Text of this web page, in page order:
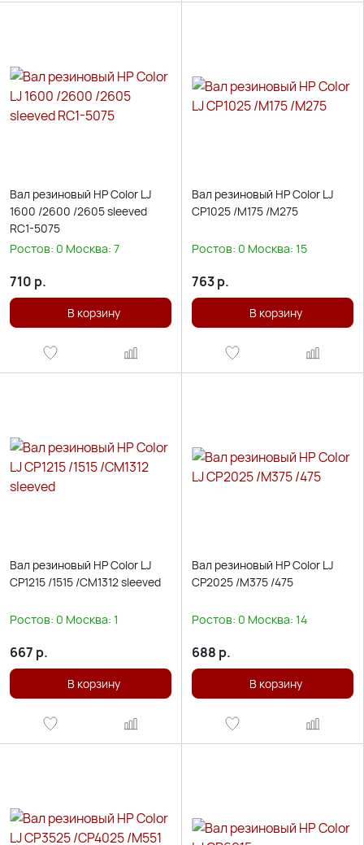
Вал резиновый HP Color LJ
1600 /2600 /2605 sleeved
RC1-5075
Ростов: 0 Москва: 7
710 р.
В корзину
Вал резиновый HP Color LJ
CP1025 /M175 /M275
Ростов: 0 Москва: 15
763р.
В корзину
Вал резиновый HP Color LJ
CP1215 /1515 /CM1312 sleeved
Ростов: 0 Москва: 1
667 р.
В корзину
Вал резиновый HP Color LJ
CP2025 /M375 /475
Ростов: 0 Москва: 14
688 р.
В корзину